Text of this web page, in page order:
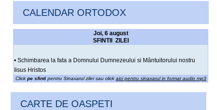
CALENDAR ORTODOX
Joi, 6 august
SFINTII ZILEI
• Schimbarea la fata a Domnului Dumnezeului si Mântuitorului nostru
Iisus Hristos
Click pe sfintipentru Sinaxarul zilei sau click aici pentru sinaxarul in format audio mp3
CARTE DE OASPETI